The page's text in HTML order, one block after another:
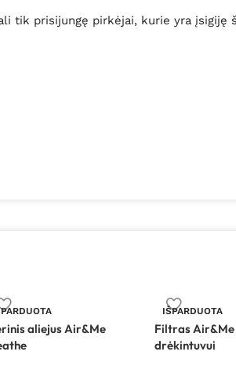
tik prisijungę pirkėjai, kurie yra įsigiję
aliejus Air&Me
IŠPARDUOTA
Filtras
drėkintuvui